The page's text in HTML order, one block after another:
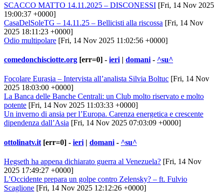
SCACCO MATTO 14.11.2025 – DISCONESSI [Fri, 14 Nov 2025
19:00:37 +0000]
CasaDelSoleTG – 14.11.25 – Bellicisti alla riscossa [Fri, 14 Nov
2025 18:11:23 +0000]
Odio multipolare [Fri, 14 Nov 2025 11:02:56 +0000]
comedonchisciotte.org [err=0] - ieri | domani - ^su^
Focolare Eurasia – Intervista all’analista Silvia Boltuc [Fri, 14 Nov
2025 18:03:00 +0000]
La Banca delle Banche Centrali: un Club molto riservato e molto
potente [Fri, 14 Nov 2025 11:03:33 +0000]
Un inverno di ansia per l’Europa. Carenza energetica e crescente
dipendenza dall’Asia [Fri, 14 Nov 2025 07:03:09 +0000]
ottolinatv.it [err=0] - ieri | domani - ^su^
Hegseth ha appena dichiarato guerra al Venezuela? [Fri, 14 Nov
2025 17:49:27 +0000]
L’Occidente prepara un golpe contro Zelensky? – ft. Fulvio
Scaglione [Fri, 14 Nov 2025 12:12:26 +0000]